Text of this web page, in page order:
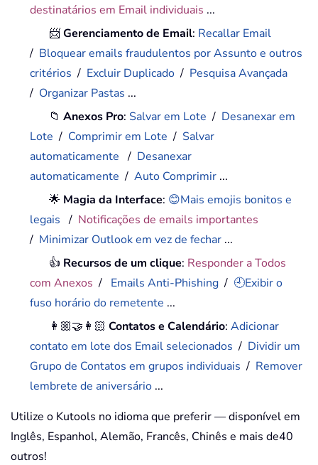
destinatários em Email individuais ...
📨Gerenciamento de Email: Recallar Email
/ Bloquear emails fraudulentos por Assunto e outros
critérios / Excluir Duplicado / Pesquisa Avançada
/ Organizar Pastas ...
📁Anexos Pro: Salvar em Lote / Desanexar em
Lote / Comprimir em Lote / Salvar
automaticamente / Desanexar
automaticamente /Auto Comprimir ...
🌟 Magia da Interface: 😊Mais emojis bonitos e
legais / Notificações de emails importantes
/ Minimizar Outlook em vez de fechar ...
👍 Recursos de um clique: Responder a Todos
com Anexos / Emails Anti-Phishing / 🕘Exibir o
fuso horário do remetente ...
👩🏼‍🤝‍👩🏻Contatos e Calendário:Adicionar
contato em lote dos Email selecionados / Dividir um
Grupo de Contatos em grupos individuais / Remover
lembrete de aniversário ...
Utilize o Kutools no idioma que preferir — disponível em
Inglês, Espanhol, Alemão, Francês, Chinês e mais de40
outros!